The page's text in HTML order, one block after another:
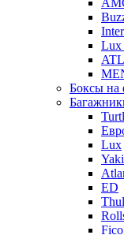
Lux
Боксы на
Lux
ED